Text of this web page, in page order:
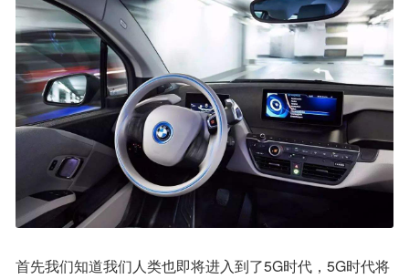
首先我们知道我们人类也即将进入到了5G时代，5G时代将